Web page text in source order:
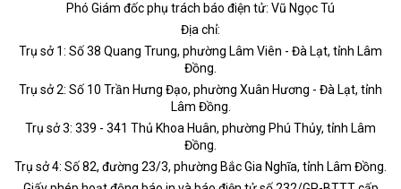
Phó Giám đốc phụ trách báo điện tử: Vũ Ngọc Tú
Địa chỉ:
Trụ sở 1: Số 38 Quang Trung, phường Lâm Viên - Đà Lạt, tỉnh Lâm
Đồng.
Trụ sở 2: Số 10 Trần Hưng Đạo, phường Xuân Hương - Đà Lạt, tỉnh
Lâm Đồng.
Trụ sở 3: 339 - 341 Thủ Khoa Huân, phường Phú Thủy, tỉnh Lâm
Đồng.
Trụ sở 4: Số 82, đường 23/3, phường Bắc Gia Nghĩa, tỉnh Lâm Đồng.